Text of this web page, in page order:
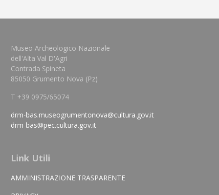
Museo Archeologico Nazionale
dell'Alta Val D'Agri
Contrada Spineta
85050 Grumento Nova (Pz)
T +39 0975/65074
drm-bas.museogrumentonova@cultura.gov.it
drm-bas@pec.cultura.gov.it
Link Utili
AMMINISTRAZIONE TRASPARENTE